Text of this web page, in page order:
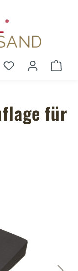
Du hast 0
für